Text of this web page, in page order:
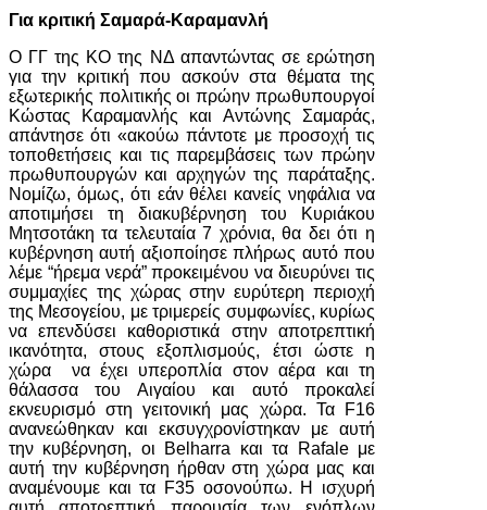
Για κριτική Σαμαρά-Καραμανλή
Ο ΓΓ της ΚΟ της ΝΔ απαντώντας σε ερώτηση
για την κριτική που ασκούν στα θέματα της
εξωτερικής πολιτικής οι πρώην πρωθυπουργοί
Κώστας Καραμανλής και Αντώνης Σαμαράς,
απάντησε ότι «ακούω πάντοτε με προσοχή τις
τοποθετήσεις και τις παρεμβάσεις των πρώην
πρωθυπουργών και αρχηγών της παράταξης.
Νομίζω, όμως, ότι εάν θέλει κανείς νηφάλια να
αποτιμήσει τη διακυβέρνηση του Κυριάκου
Μητσοτάκη τα τελευταία 7 χρόνια, θα δει ότι η
κυβέρνηση αυτή αξιοποίησε πλήρως αυτό που
λέμε “ήρεμα νερά” προκειμένου να διευρύνει τις
συμμαχίες της χώρας στην ευρύτερη περιοχή
της Μεσογείου, με τριμερείς συμφωνίες, κυρίως
να επενδύσει καθοριστικά στην αποτρεπτική
ικανότητα, στους εξοπλισμούς, έτσι ώστε η
χώρα να έχει υπεροπλία στον αέρα και τη
θάλασσα του Αιγαίου και αυτό προκαλεί
εκνευρισμό στη γειτονική μας χώρα. Τα F16
ανανεώθηκαν και εκσυγχρονίστηκαν με αυτή
την κυβέρνηση, οι Belharra και τα Rafale με
αυτή την κυβέρνηση ήρθαν στη χώρα μας και
αναμένουμε και τα F35 οσονούπω. Η ισχυρή